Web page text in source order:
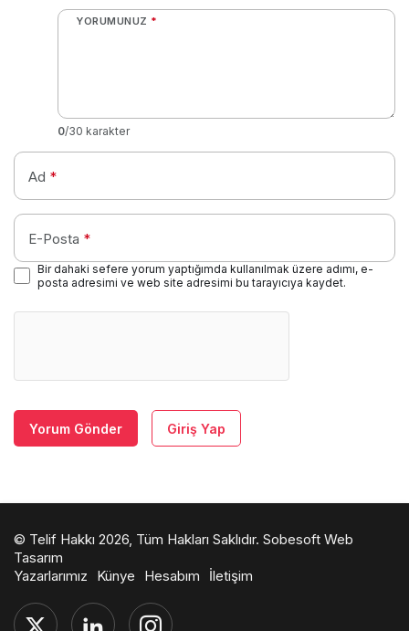
YORUMUNUZ *
0/30 karakter
Ad *
E-Posta *
Bir dahaki sefere yorum yaptığımda kullanılmak üzere adımı, e-
posta adresimi ve web site adresimi bu tarayıcıya kaydet.
Yorum Gönder Giriş Yap
© Telif Hakkı 2026, Tüm Hakları Saklıdır. Sobesoft Web
Tasarım
Yazarlarımız
Künye Hesabım İletişim